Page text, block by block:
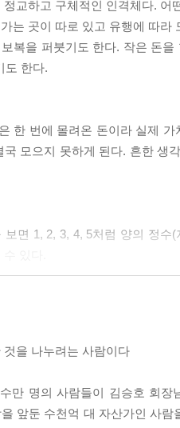
정교하고 구체적인 인격체다.
는 곳이 따로 있고 유행에 따
복을 퍼붓기도 한다. 작은 돈
도 한다.
한 번에 몰려온 돈이라 실제
국 모으지 못하게 된다. 흔한 생
보면 1, 2, 3, 4, 5처럼 양의 정수
손실이나 이익도 크고, 리스
고 손실 가능성도 증가한다는
것을 나누려는 사람이다
만 명의 사람들이 김승호 회
앞둔 수천억 대 자산가인 사